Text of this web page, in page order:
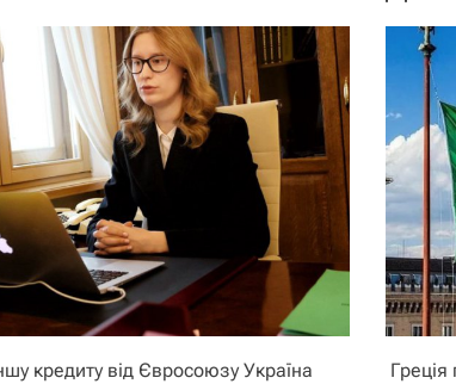
кредиту від Євросоюзу Україна